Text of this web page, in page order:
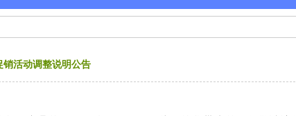
销活动调整说明公告